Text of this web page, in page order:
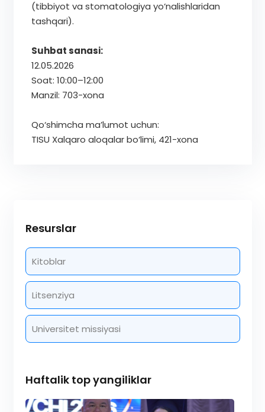
(tibbiyot va stomatologiya yo‘nalishlaridan
tashqari).
Suhbat sanasi:
12.05.2026
Soat: 10:00–12:00
Manzil: 703-xona
Qo‘shimcha ma’lumot uchun:
TISU Xalqaro aloqalar bo‘limi, 421-xona
Resurslar
Kitoblar
Litsenziya
Universitet missiyasi
Haftalik top yangiliklar